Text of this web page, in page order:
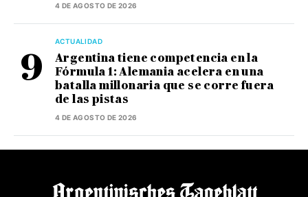
4 DE AGOSTO DE 2026
ACTUALIDAD
Argentina tiene competencia en la
Fórmula 1: Alemania acelera en una
batalla millonaria que se corre fuera
de las pistas
4 DE AGOSTO DE 2026